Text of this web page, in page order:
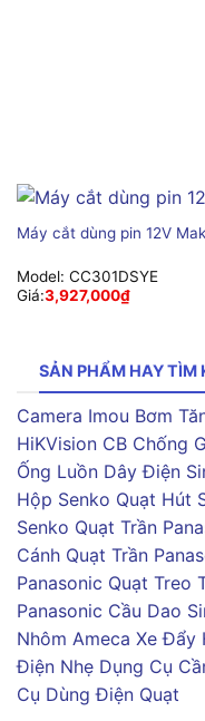
Máy cắt dùng pin 12V
Model: CC301DSYE
Giá:3,927,000₫
SẢN PHẨM HAY TÌM
Camera Imou Bơm
HiKVision CB Chống
Ống Luồn Dây Điện
Hộp Senko Quạt Hút
Senko Quạt Trần
Cánh Quạt Trần
Panasonic Quạt Treo
Panasonic Cầu Dao
Nhôm Ameca Xe Đẩy
Điện Nhẹ Dụng Cụ
Cụ Dùng Điện Quạt